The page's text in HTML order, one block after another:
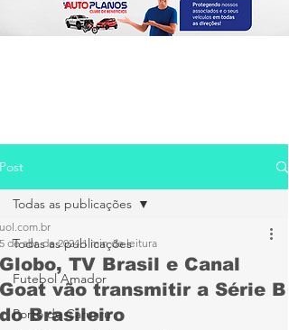
Post
Todas as publicações
Futebol Amador
Porto de Caruaru
Todas as publicações
Globo, TV Brasil e Canal
Goat vão transmitir a Série B
do Brasileiro
uol.com.br
5 de abr. de 2024 1 min de leitura